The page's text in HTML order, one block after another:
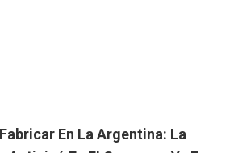
En La Argentina: La